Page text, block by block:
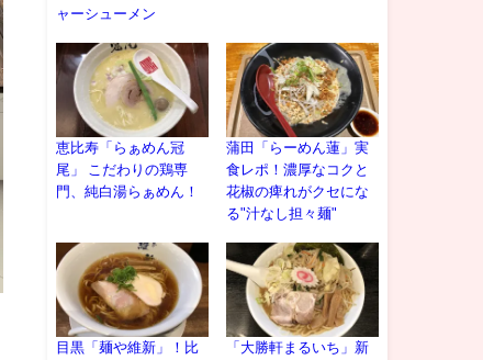
ャーシューメン
恵比寿「らぁめん冠
尾」 こだわりの鶏専
門、純白湯らぁめん！
蒲田「らーめん蓮」実
食レポ！濃厚なコクと
花椒の痺れがクセにな
る"汁なし担々麺"
目黒「麺や維新」！比
「大勝軒まるいち」新